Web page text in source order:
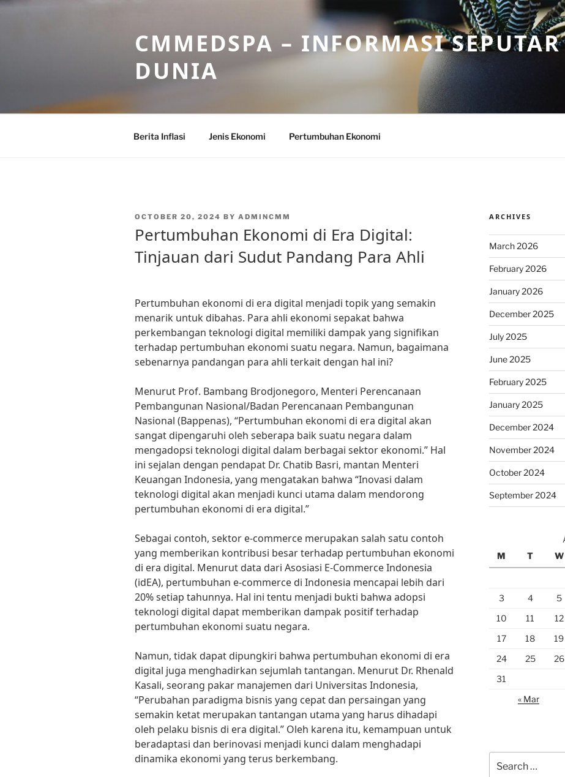
Skip
CMMEDSPA – INFORMASI
DUNIA
Berita Inflasi Jenis Ekonomi Pertumbuhan Ekonomi
POSTED
OCTOBER 20, 2024 BY ADMINCMM
Pertumbuhan Ekonomi di Era Digital:
Tinjauan dari Sudut Pandang Para Ahli
Pertumbuhan ekonomi di era digital menjadi topik yang semakin
menarik untuk dibahas. Para ahli ekonomi sepakat bahwa
perkembangan teknologi digital memiliki dampak yang signifikan
terhadap pertumbuhan ekonomi suatu negara. Namun, bagaimana
sebenarnya pandangan para ahli terkait dengan hal ini?
Menurut Prof. Bambang Brodjonegoro, Menteri Perencanaan
Pembangunan Nasional/Badan Perencanaan Pembangunan
Nasional (Bappenas), “Pertumbuhan ekonomi di era digital akan
sangat dipengaruhi oleh seberapa baik suatu negara dalam
mengadopsi teknologi digital dalam berbagai sektor ekonomi.” Hal
ini sejalan dengan pendapat Dr. Chatib Basri, mantan Menteri
Keuangan Indonesia, yang mengatakan bahwa “Inovasi dalam
teknologi digital akan menjadi kunci utama dalam mendorong
pertumbuhan ekonomi di era digital.”
Sebagai contoh, sektor e-commerce merupakan salah satu contoh
yang memberikan kontribusi besar terhadap pertumbuhan ekonomi
di era digital. Menurut data dari Asosiasi E-Commerce Indonesia
(idEA), pertumbuhan e-commerce di Indonesia mencapai lebih dari
20% setiap tahunnya. Hal ini tentu menjadi bukti bahwa adopsi
teknologi digital dapat memberikan dampak positif terhadap
pertumbuhan ekonomi suatu negara.
Namun, tidak dapat dipungkiri bahwa pertumbuhan ekonomi di era
digital juga menghadirkan sejumlah tantangan. Menurut Dr. Rhenald
Kasali, seorang pakar manajemen dari Universitas Indonesia,
“Perubahan paradigma bisnis yang cepat dan persaingan yang
semakin ketat merupakan tantangan utama yang harus dihadapi
oleh pelaku bisnis di era digital.” Oleh karena itu, kemampuan untuk
beradaptasi dan berinovasi menjadi kunci dalam menghadapi
dinamika ekonomi yang terus berkembang.
ARCHIVES
March 2026
February 2026
January 2026
December 2025
July 2025
June 2025
February 2025
January 2025
December 2024
November 2024
October 2024
September 2024
M
T W
3
4 5
10
11 12
17
18 19
24
25 26
31
« Mar
for: